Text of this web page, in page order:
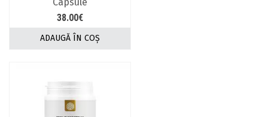
38.00€
ADAUGĂ ÎN COȘ